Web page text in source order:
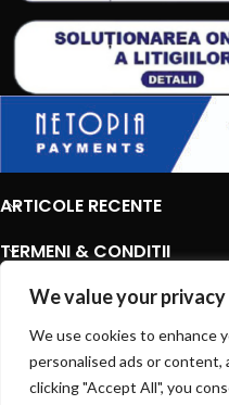
We value your privacy
We use cookies to enhance
personalised ads or content,
clicking "Accept All", you
ARTICOLE RECENTE
TERMENI & CONDITII
CATEGORII DE PRODUSE
CATEGORII DE PRODUSE
© 2026EIAN.RO |